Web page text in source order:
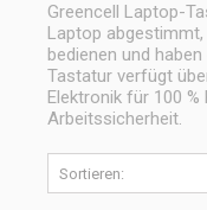
Greencell Laptop-
Laptop
bedienen und
Tastatur verfügt
Elektronik für 100
Arbeitssicherheit.